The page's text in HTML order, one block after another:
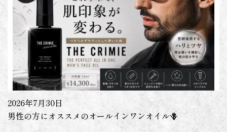
2026年7月30日
男性の方にオススメのオールインワンオイル🪻